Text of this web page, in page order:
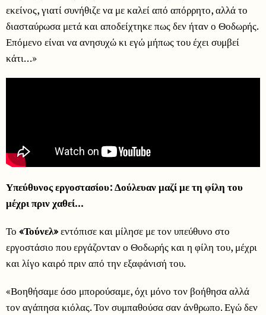
εκείνος, γιατί συνήθιζε να με καλεί από απόρρητο, αλλά το
διασταύρωσα μετά και αποδείχτηκε πως δεν ήταν ο Θοδωρής.
Επόμενο είναι να ανησυχώ κι εγώ μήπως του έχει συμβεί
κάτι…»
Υπεύθυνος εργοστασίου: Δούλευαν μαζί με τη φίλη του
μέχρι πριν χαθεί…
Το «Τούνελ»εντόπισε και μίλησε με τον υπεύθυνο στο
εργοστάσιο που εργάζονταν ο Θοδωρής και η φίλη του, μέχρι
και λίγο καιρό πριν από την εξαφάνισή του.
«Βοηθήσαμε όσο μπορούσαμε, όχι μόνο τον βοήθησα αλλά
τον αγάπησα κιόλας. Τον συμπαθούσα σαν άνθρωπο. Εγώ δεν